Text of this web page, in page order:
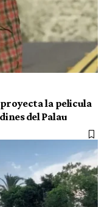
proyecta la pelicula
del Palau